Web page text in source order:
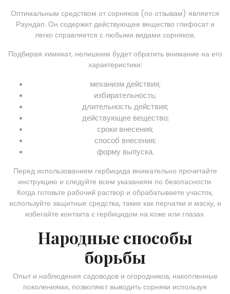
Оптимальным средством от сорняков (по отзывам) является
Раундап. Он содержит действующее вещество глифосат и
легко справляется с любыми видами сорняков.
Подбирая химикат, нелишним будет обратить внимание на его
характеристики:
механизм действия;
избирательность;
длительность действия;
действующее вещество;
сроки внесения;
способ внесения;
форму выпуска.
Перед использованием гербицида внимательно прочитайте
инструкцию и следуйте всем указаниям по безопасности.
Когда готовьте рабочий раствор и обрабатываете участок,
используйте защитные средства, такие как перчатки и маску, и
избегайте контакта с гербицидом на коже или глазах.
Народные способы
борьбы
Опыт и наблюдения садоводов и огородников, накопленные
поколениями, позволяют выводить сорняки используя